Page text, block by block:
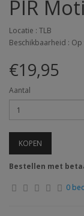
PIR
Locatie : TLB
Beschikbaarheid :
€19,95
Aantal
KOPEN
Bestellen met
0